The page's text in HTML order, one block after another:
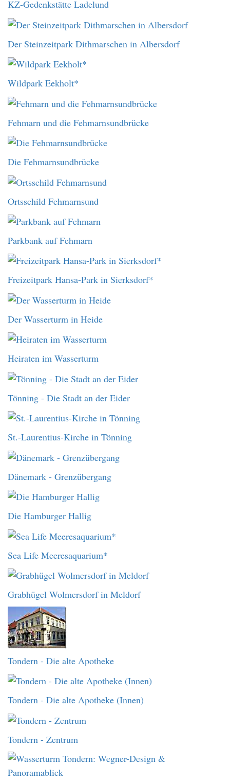
KZ-Gedenkstätte Ladelund
Der Steinzeitpark Dithmarschen in Albersdorf
Wildpark Eekholt*
Fehmarn und die Fehmarnsundbrücke
Die Fehmarnsundbrücke
Ortsschild Fehmarnsund
Parkbank auf Fehmarn
Freizeitpark Hansa-Park in Sierksdorf*
Der Wasserturm in Heide
Heiraten im Wasserturm
Tönning - Die Stadt an der Eider
St.-Laurentius-Kirche in Tönning
Dänemark - Grenzübergang
Die Hamburger Hallig
Sea Life Meeresaquarium*
Grabhügel Wolmersdorf in Meldorf
Tondern - Die alte Apotheke
Tondern - Die alte Apotheke (Innen)
Tondern - Zentrum